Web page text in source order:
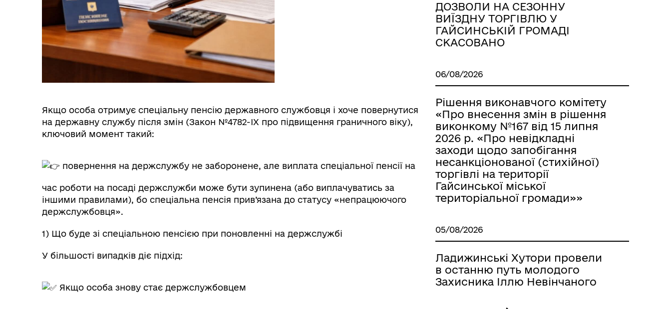
Якщо особа отримує спеціальну пенсію державного службовця і хоче повернутися
на державну службу після змін (Закон №4782-ІХ про підвищення граничного віку),
ключовий момент такий:
повернення на держслужбу не заборонене, але виплата спеціальної пенсії на
час роботи на посаді держслужби може бути зупинена (або виплачуватись за
іншими правилами), бо спеціальна пенсія прив’язана до статусу «непрацюючого
держслужбовця».
1) Що буде зі спеціальною пенсією при поновленні на держслужбі
У більшості випадків діє підхід:
Якщо особа знову стає держслужбовцем
ДОЗВОЛИ НА СЕЗОННУ
ВИЇЗДНУ ТОРГІВЛЮ У
ГАЙСИНСЬКІЙ ГРОМАДІ
СКАСОВАНО
06/08/2026
Рішення виконавчого комітету
«Про внесення змін в рішення
виконкому №167 від 15 липня
2026 р. «Про невідкладні
заходи щодо запобігання
несанкціонованої (стихійної)
торгівлі на території
Гайсинської міської
територіальної громади»»
05/08/2026
Ладижинські Хутори провели
в останню путь молодого
Захисника Іллю Невінчаного